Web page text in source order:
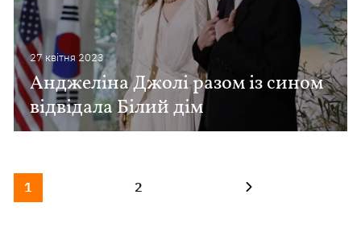
27 квiтня 2023
Анджеліна Джолі разом із сином
відвідала Білий дім
1 2